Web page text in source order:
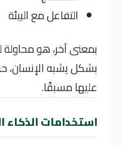
التفاعل مع البيئة
بمعنى آخر، هو
بشكل يشبه الإنسان،
عليها مسبقًا.
استخدامات الذكاء